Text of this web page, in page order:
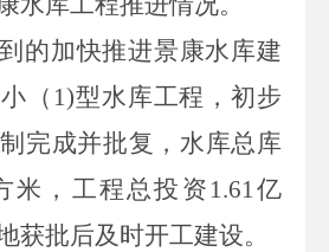
的加快推进景康水库建
（ 1)型水库工程 ，初步
完成并批复，水库总库
米， 工程总投资 1.61亿
获批后及时开工建设。